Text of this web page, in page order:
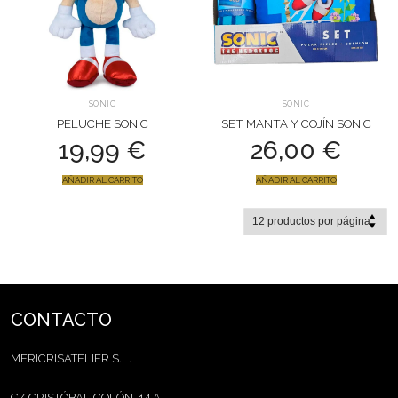
SONIC
PELUCHE SONIC
19,99 €
AÑADIR AL CARRITO
SONIC
SET MANTA Y COJÍN SONIC
26,00 €
AÑADIR AL CARRITO
CONTACTO
MERICRISATELIER S.L.